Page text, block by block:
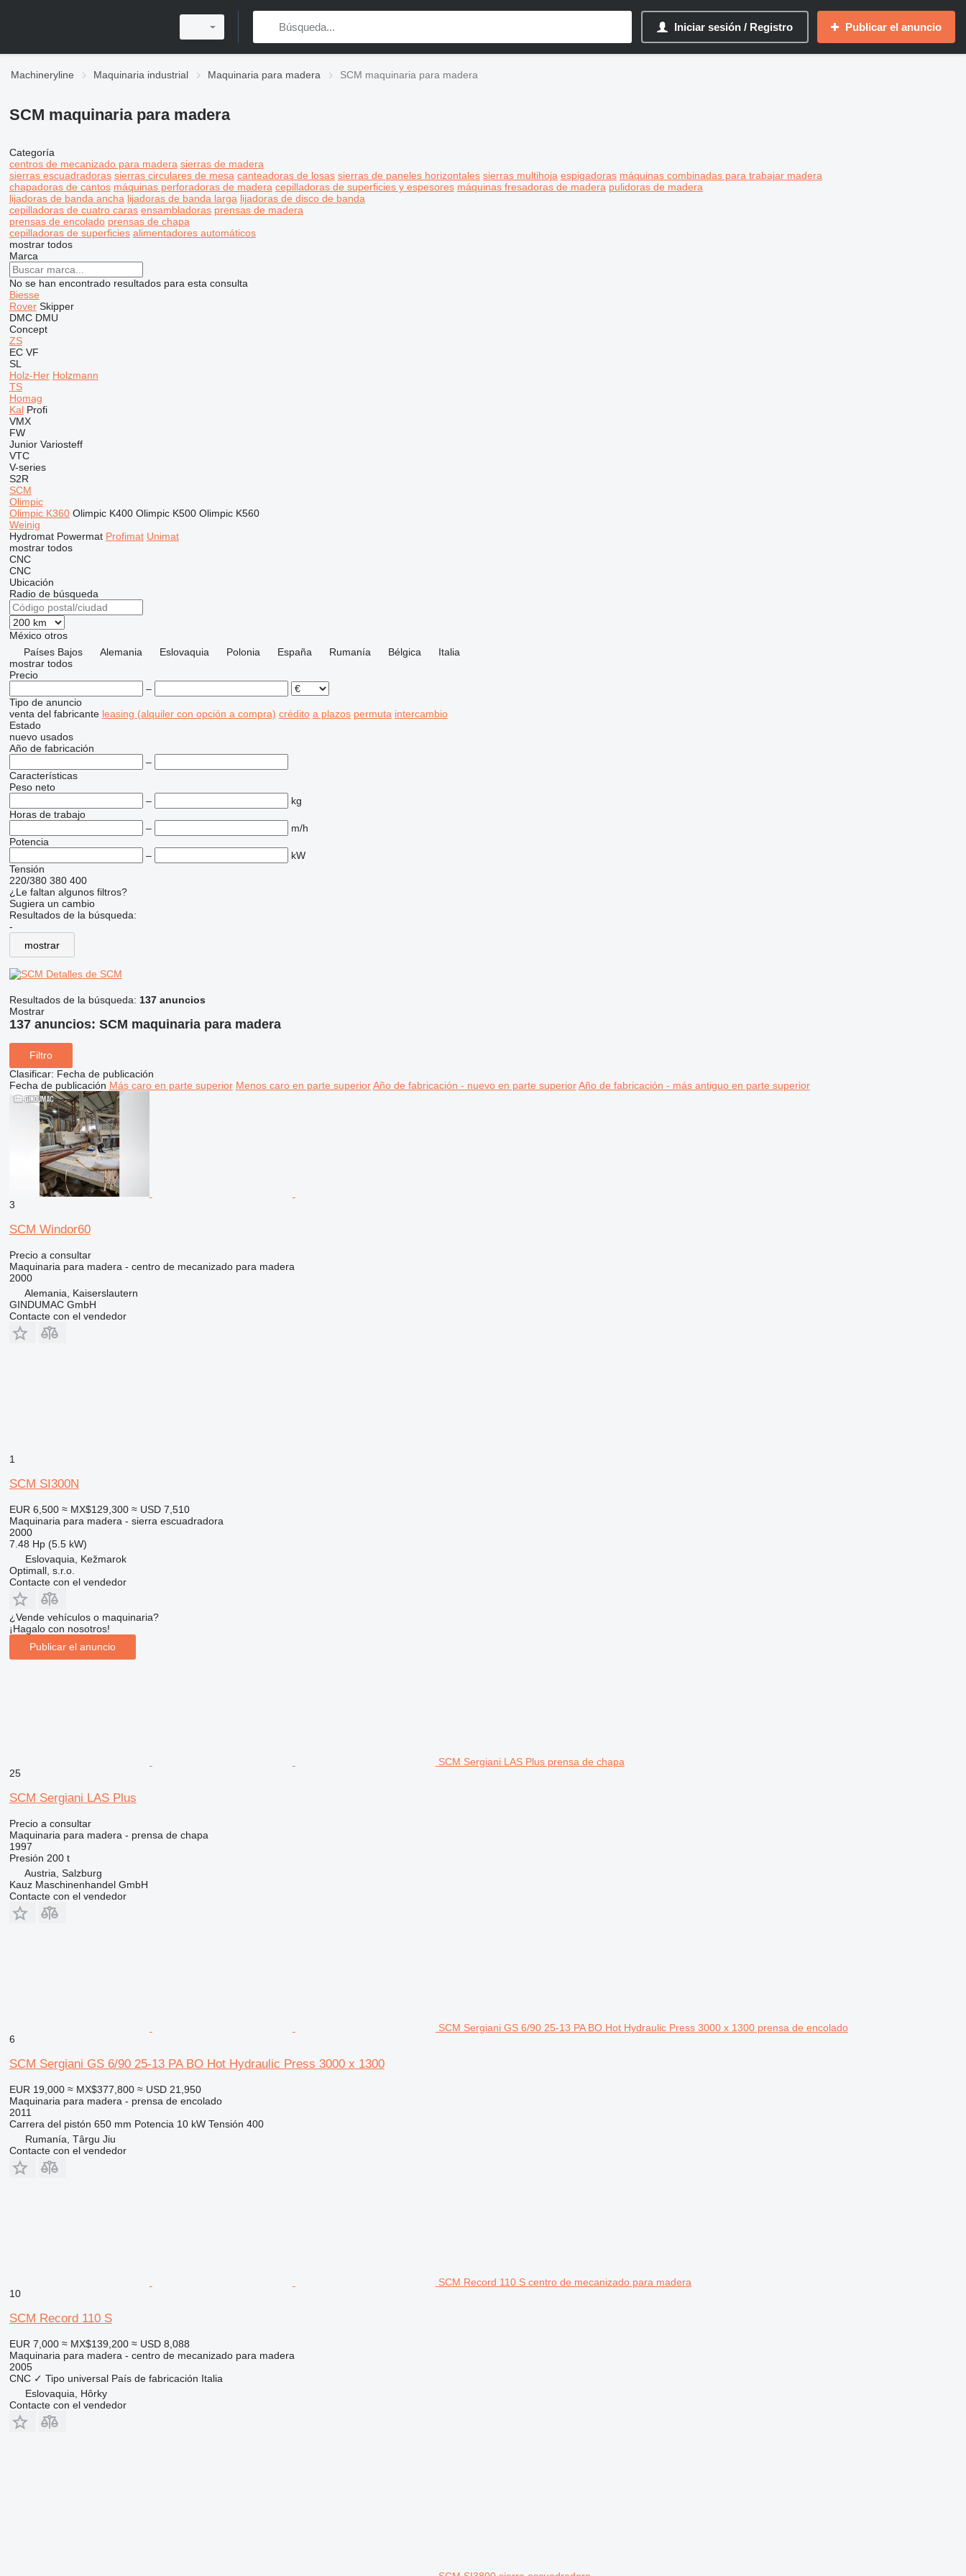
Iniciar sesión / Registro Publicar el anuncio
Machineryline Maquinaria industrial Maquinaria para madera SCM maquinaria para madera
SCM maquinaria para madera
Categoría
centros de mecanizado para madera sierras de madera
sierras escuadradoras sierras circulares de mesa canteadoras de losas sierras de paneles horizontales sierras multihoja espigadoras máquinas combinadas para trabajar madera
chapadoras de cantos máquinas perforadoras de madera cepilladoras de superficies y espesores máquinas fresadoras de madera pulidoras de madera
lijadoras de banda ancha lijadoras de banda larga lijadoras de disco de banda
cepilladoras de cuatro caras ensambladoras prensas de madera
prensas de encolado prensas de chapa
cepilladoras de superficies alimentadores automáticos
mostrar todos
Marca
No se han encontrado resultados para esta consulta
Biesse
Rover Skipper
DMC DMU
Concept
ZS
EC VF
SL
Holz-Her Holzmann
TS
Homag
Kal Profi
VMX
FW
Junior Variosteff
VTC
V-series
S2R
SCM
Olimpic
Olimpic K360 Olimpic K400 Olimpic K500 Olimpic K560
Weinig
Hydromat Powermat Profimat Unimat
mostrar todos
CNC
CNC
Ubicación
Radio de búsqueda
México otros
Países Bajos
Alemania Eslovaquia Polonia España Rumanía Bélgica
Italia
mostrar todos
Precio
–
Tipo de anuncio
venta del fabricante leasing (alquiler con opción a compra) crédito a plazos permuta intercambio
Estado
nuevo usados
Año de fabricación
–
Características
Peso neto
–
kg
Horas de trabajo
–
m/h
Potencia
–
kW
Tensión
220/380 380 400
¿Le faltan algunos filtros?
Sugiera un cambio
Resultados de la búsqueda:
-
mostrar
Detalles de SCM
Resultados de la búsqueda: 137 anuncios
Mostrar
137 anuncios: SCM maquinaria para madera
Filtro
Clasificar: Fecha de publicación
Fecha de publicación Más caro en parte superior Menos caro en parte superior Año de fabricación - nuevo en parte superior Año de fabricación - más antiguo en parte superior
3
SCM Windor60
Precio a consultar
Maquinaria para madera - centro de mecanizado para madera
2000
Alemania, Kaiserslautern
GINDUMAC GmbH
Contacte con el vendedor
1
SCM SI300N
EUR 6,500 ≈ MX$129,300 ≈ USD 7,510
Maquinaria para madera - sierra escuadradora
2000
7.48 Hp (5.5 kW)
Eslovaquia, Kežmarok
Optimall, s.r.o.
Contacte con el vendedor
¿Vende vehículos o maquinaria?
¡Hagalo con nosotros!
Publicar el anuncio
SCM Sergiani LAS Plus prensa de chapa
25
SCM Sergiani LAS Plus
Precio a consultar
Maquinaria para madera - prensa de chapa
1997
Presión 200 t
Austria, Salzburg
Kauz Maschinenhandel GmbH
Contacte con el vendedor
SCM Sergiani GS 6/90 25-13 PA BO Hot Hydraulic Press 3000 x 1300 prensa de encolado
6
SCM Sergiani GS 6/90 25-13 PA BO Hot Hydraulic Press 3000 x 1300
EUR 19,000 ≈ MX$377,800 ≈ USD 21,950
Maquinaria para madera - prensa de encolado
2011
Carrera del pistón 650 mm Potencia 10 kW Tensión 400
Rumanía, Târgu Jiu
Contacte con el vendedor
SCM Record 110 S centro de mecanizado para madera
10
SCM Record 110 S
EUR 7,000 ≈ MX$139,200 ≈ USD 8,088
Maquinaria para madera - centro de mecanizado para madera
2005
CNC ✓ Tipo universal País de fabricación Italia
Eslovaquia, Hôrky
Contacte con el vendedor